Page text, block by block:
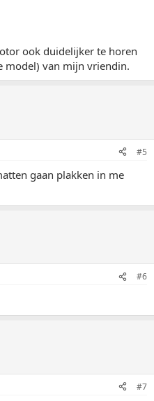
ook duidelijker te horen
model) van mijn vriendin.
#5
gaan plakken in me
#6
#7